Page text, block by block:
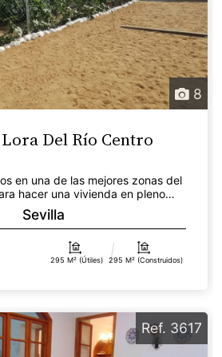
8
Del Río Centro
en una de las mejores zonas del
hacer una vivienda en pleno
centro...
Sevilla
295 M² (útiles) 295 M² (construidos)
Ref. 3617